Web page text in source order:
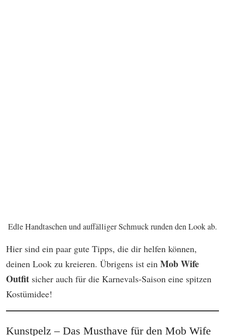
Edle Handtaschen und auffälliger Schmuck runden den Look ab.
Hier sind ein paar gute Tipps, die dir helfen können,
deinen Look zu kreieren. Übrigens ist ein Mob Wife
Outfit sicher auch für die Karnevals-Saison eine spitzen
Kostümidee!
Kunstpelz – Das Musthave für den Mob Wife